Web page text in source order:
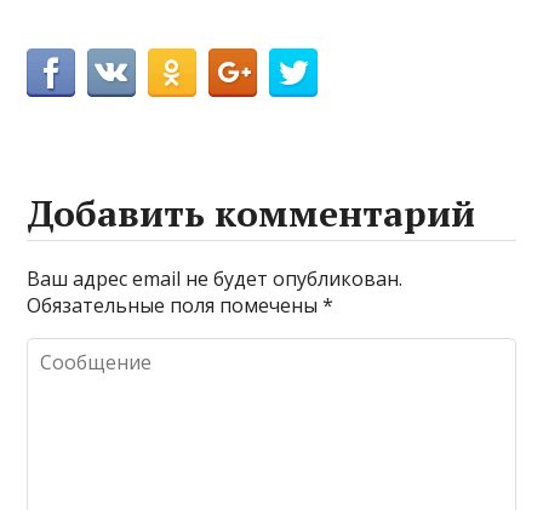
Добавить комментарий
Ваш адрес email не будет опубликован.
Обязательные поля помечены*